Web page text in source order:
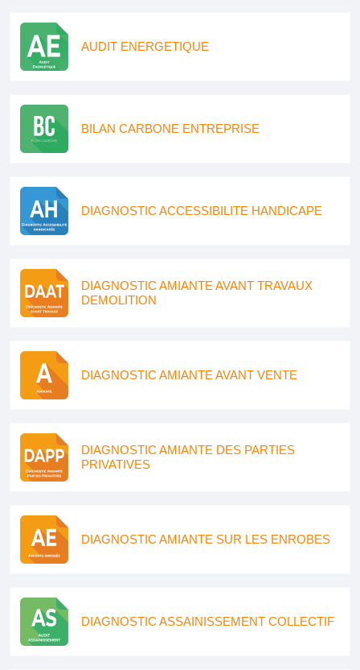
AUDIT ENERGETIQUE
BILAN CARBONE ENTREPRISE
DIAGNOSTIC ACCESSIBILITE HANDICAPE
DIAGNOSTIC AMIANTE AVANT TRAVAUX
DEMOLITION
DIAGNOSTIC AMIANTE AVANT VENTE
DIAGNOSTIC AMIANTE DES PARTIES
PRIVATIVES
DIAGNOSTIC AMIANTE SUR LES ENROBES
DIAGNOSTIC ASSAINISSEMENT COLLECTIF